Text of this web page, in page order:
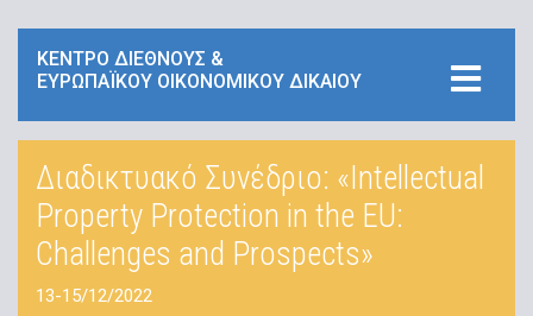
ΚΕΝΤΡΟ ΔΙΕΘΝΟΥΣ &
ΕΥΡΩΠΑΪΚΟΥ ΟΙΚΟΝΟΜΙΚΟΥ ΔΙΚΑΙΟΥ
Διαδικτυακό Συνέδριο: «Intellectual
Property Protection in the EU:
Challenges and Prospects»
13-15/12/2022